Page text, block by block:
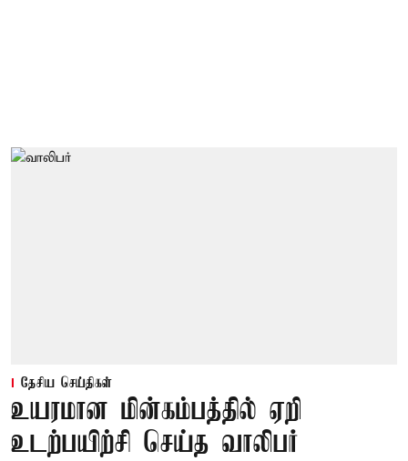
தேசிய செய்திகள்
உயரமான மின்கம்பத்தில் ஏறி
உடற்பயிற்சி செய்த வாலிபர்